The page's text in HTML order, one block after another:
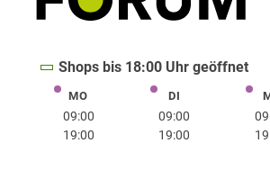
Shops bis 18:00 Uhr geöffnet
MOMontag
09:00
19:00
DIDienstag
09:00
19:00